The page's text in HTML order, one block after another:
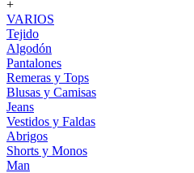
+
VARIOS
Tejido
Algodón
Pantalones
Remeras y Tops
Blusas y Camisas
Jeans
Vestidos y Faldas
Abrigos
Shorts y Monos
Man